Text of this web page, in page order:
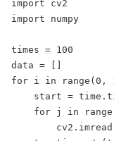
import cv2
import numpy
times = 100
data = []
for i in range(0,
start =
for j in